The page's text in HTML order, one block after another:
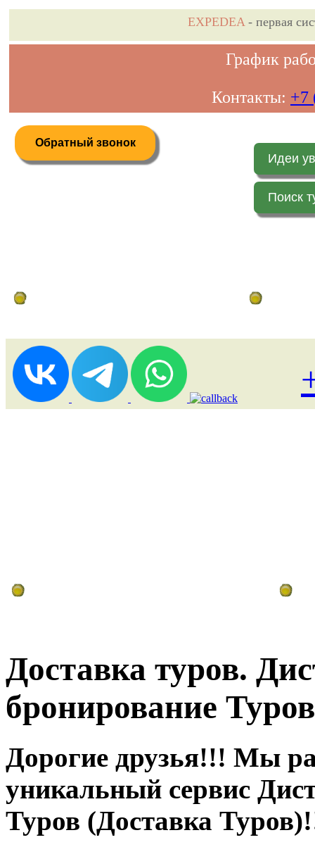
EXPEDEA- первая
График
Контакты: +7
Обратный звонок
Идеи
Поиск
Дистанционное бронирование туров
Доставка туров.
бронирование Туров
Дорогие друзья!!! Мы
уникальный сервис
Туров (Доставка